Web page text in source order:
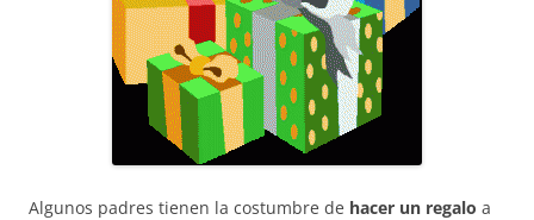
Algunos padres tienen la costumbre de hacer un regalo a